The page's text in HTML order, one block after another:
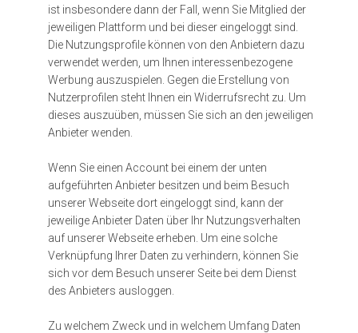
ist insbesondere dann der Fall, wenn Sie Mitglied der
jeweiligen Plattform und bei dieser eingeloggt sind.
Die Nutzungsprofile können von den Anbietern dazu
verwendet werden, um Ihnen interessenbezogene
Werbung auszuspielen. Gegen die Erstellung von
Nutzerprofilen steht Ihnen ein Widerrufsrecht zu. Um
dieses auszuüben, müssen Sie sich an den jeweiligen
Anbieter wenden.
Wenn Sie einen Account bei einem der unten
aufgeführten Anbieter besitzen und beim Besuch
unserer Webseite dort eingeloggt sind, kann der
jeweilige Anbieter Daten über Ihr Nutzungsverhalten
auf unserer Webseite erheben. Um eine solche
Verknüpfung Ihrer Daten zu verhindern, können Sie
sich vor dem Besuch unserer Seite bei dem Dienst
des Anbieters ausloggen.
Zu welchem Zweck und in welchem Umfang Daten